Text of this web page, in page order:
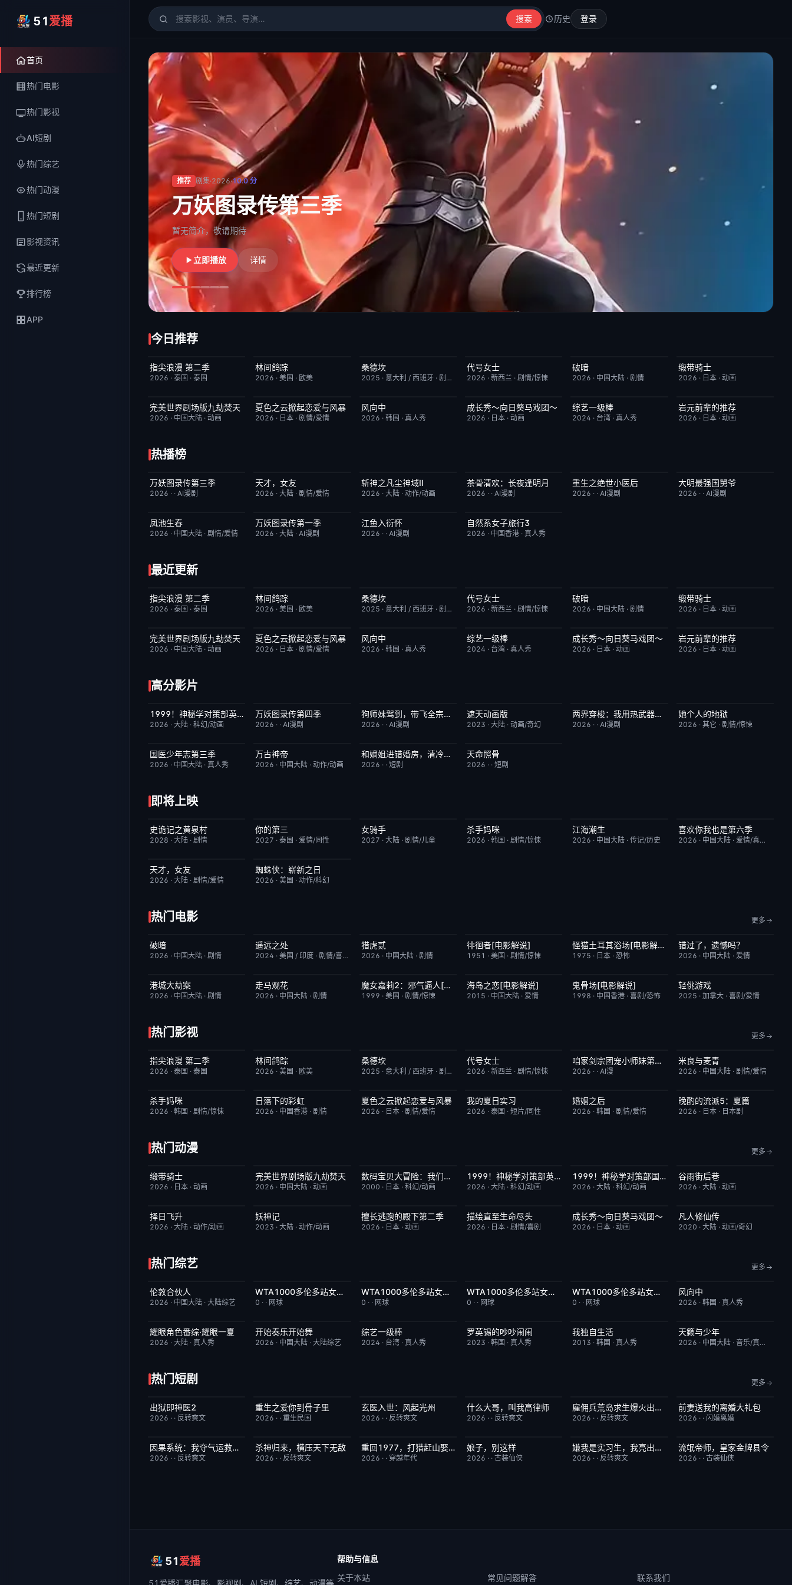
51爱播
首页
热门电影
热门影视
AI短剧
热门综艺
热门动漫
热门短剧
影视资讯
最近更新
排行榜
APP
搜索 历史 登录
51爱播- 电影、电视剧、动漫、综艺、短剧高清在线观看
推荐 剧集·2026·10.0分
茶骨清欢：长夜逢明月
暂无简介，敬请期待
立即播放 详情
今日推荐
更新至第01集
指尖浪漫 第二季
2026 · 泰国 · 泰国
更新至第01集
林间鸽踪
2026 ·美国 · 欧美
完结
桑德坎
2025 · 意大利 / 西班牙· 剧情/动作
完结
代号女士
2026 · 新西兰· 剧情/惊悚
今日更新
破暗
2026 · 中国大陆 ·剧情
HD中字
缎带骑士
2026 · 日本· 动画
HD国语 10.0
完美世界剧场版九劫焚天
2026 · 中国大陆 · 动画
更新至第5集 6.0
夏色之云掀起恋爱与风暴
2026 · 日本 ·剧情/爱情
更新至第02集
风向中
2026 · 韩国 · 真人秀
更新至第06集 7.0
成长秀～向日葵马戏团～
2026 · 日本· 动画
更新至第110期
综艺一级棒
2024 · 台湾 ·真人秀
更新至第6集
岩元前辈的推荐
2026 · 日本· 动画
热播榜
完结
万妖图录传第三季
2026 · · AI漫剧
更新至第18集
天才，女友
2026 ·大陆 ·剧情/爱情
更新至第09集
斩神之凡尘神域Ⅱ
2026 · 大陆· 动作/动画
完结 10.0
茶骨清欢：长夜逢明月
2026 · · AI漫剧
完结
重生之绝世小医后
2026 · ·AI漫剧
完结
大明最强国舅爷
2026 · · AI漫剧
已完结
凤池生春
2026 · 中国大陆 · 剧情/爱情
完结
万妖图录传第一季
2026 ·大陆 ·AI漫剧
完结
江鱼入衍怀
2026 · · AI漫剧
已完结
自然系女子旅行3
2026 · 中国香港· 真人秀
最近更新
更新至第01集
指尖浪漫 第二季
2026 · 泰国 · 泰国
更新至第01集
林间鸽踪
2026 ·美国 · 欧美
完结
桑德坎
2025 · 意大利 / 西班牙· 剧情/动作
完结
代号女士
2026 · 新西兰· 剧情/惊悚
今日更新
破暗
2026 · 中国大陆 ·剧情
HD中字
缎带骑士
2026 · 日本· 动画
HD国语 10.0
完美世界剧场版九劫焚天
2026 · 中国大陆 · 动画
更新至第5集 6.0
夏色之云掀起恋爱与风暴
2026 · 日本 ·剧情/爱情
更新至第02集
风向中
2026 · 韩国 · 真人秀
更新至第110期
综艺一级棒
2024 · 台湾· 真人秀
更新至第06集 7.0
成长秀～向日葵马戏团～
2026 · 日本 ·动画
更新至第6集
岩元前辈的推荐
2026 · 日本· 动画
高分影片
更新至第3集 10.01999！神秘学对策部英语
2026 · 大陆 · 科幻/动画
完结
万妖图录传第四季
2026 · ·AI漫剧
完结 10.0狗师妹驾到，带飞全宗门成团宠
2026 · · AI漫剧
更新至第174集
遮天动画版
2023 · 大陆· 动画/奇幻
完结 10.0两界穿梭：我用热武器物理横推修真界
2026 · ·AI漫剧
HD中字
她个人的地狱
2026 · 其它 · 剧情/惊悚
昨日更新
国医少年志第三季
2026 · 中国大陆 · 真人秀
更新至第7集
万古神帝
2026 · 中国大陆 ·动作/动画
完结 10.0和嫡姐进错婚房，清冷权臣变忠犬
2026 · · 短剧
完结
天命照骨
2026 · · 短剧
即将上映
6月23日更新
史诡记之黄泉村
2028 · 大陆 · 剧情
更新至第02集
你的第三
2027 ·泰国 · 爱情/同性
7月15日更新
女骑手
2027 · 大陆· 剧情/儿童
更新至第03集
杀手妈咪
2026 · 韩国 · 剧情/惊悚
更新至第28集
江海潮生
2026 · 中国大陆 ·传记/历史
今日更新
喜欢你我也是第六季
2026 · 中国大陆· 爱情/真人秀
更新至第18集
天才，女友
2026 · 大陆 · 剧情/爱情
TC中字
蜘蛛侠：崭新之日
2026 ·美国 ·动作/科幻
热门电影 更多
今日更新
破暗
2026 · 中国大陆 · 剧情
今日更新
遥远之处
2024 ·美国 / 印度 ·剧情/喜剧
今日更新
猎虎贰
2026 · 中国大陆· 剧情
已完结
徘徊者[电影解说]
1951 · 美国 · 剧情/惊悚
已完结 5.9怪猫土耳其浴场[电影解说]
1975 · 日本 ·恐怖
HD国语
错过了，遗憾吗？
2026 · 中国大陆· 爱情
今日更新
港城大劫案
2026 · 中国大陆 · 剧情
今日更新
走马观花
2026 · 中国大陆 ·剧情
已完结 5.7魔女嘉莉2：邪气逼人[电影解说]
1999 · 美国 · 剧情/惊悚
已完结
海岛之恋[电影解说]
2015 · 中国大陆· 爱情
已完结
鬼骨场[电影解说]
1998 · 中国香港 ·喜剧/恐怖
昨日更新
轻佻游戏
2025 · 加拿大· 喜剧/爱情
热门影视 更多
更新至第01集
指尖浪漫 第二季
2026 · 泰国 · 泰国
更新至第01集
林间鸽踪
2026 ·美国 · 欧美
完结
桑德坎
2025 · 意大利 / 西班牙· 剧情/动作
完结
代号女士
2026 · 新西兰· 剧情/惊悚
已完结 6.0咱家剑宗团宠小师妹第三季
2026 · ·AI漫
更新至第15集
米良与麦青
2026 · 中国大陆· 剧情/爱情
更新至第03集
杀手妈咪
2026 · 韩国 · 剧情/惊悚
更新至第7集
日落下的彩虹
2026 · 中国香港 ·剧情
更新至第5集 6.0
夏色之云掀起恋爱与风暴
2026 · 日本· 剧情/爱情
更新至第09集
我的夏日实习
2026 · 泰国 · 短片/同性
更新至第11集
婚姻之后
2026 ·韩国 ·剧情/爱情
更新至第06集
晚酌的流派5：夏篇
2026 · 日本· 日本剧
热门动漫 更多
HD中字
缎带骑士
2026 · 日本 · 动画
HD国语 10.0
完美世界剧场版九劫焚天
2026 · 中国大陆 ·动画
今日更新 8.9数码宝贝大冒险：我们的战争游戏！
2000 · 日本· 科幻/动画
更新至第3集 10.01999！神秘学对策部英语
2026 · 大陆· 科幻/动画
更新至第3集 2.0 1999！神秘学对策部国语
2026 ·大陆 ·科幻/动画
更新至第03集
谷雨街后巷
2026 · 大陆· 动画
更新至第6集
择日飞升
2026 · 大陆 · 动作/动画
更新至第441集
妖神记
2023 ·大陆 ·动作/动画
更新至第04集 10.0
擅长逃跑的殿下第二季
2026 · 日本· 动画
更新至第06集
描绘直至生命尽头
2026 · 日本· 剧情/喜剧
更新至第06集 7.0
成长秀～向日葵马戏团～
2026 · 日本 ·动画
更新至第186集
凡人修仙传
2020 · 大陆· 动画/奇幻
热门综艺 更多
今日更新
伦敦合伙人
2026 · 中国大陆 · 大陆综艺
今日更新 5.0
WTA1000多伦多站女单第二轮：扎拉祖阿VS费尔南德斯
0 · · 网球
今日更新 5.0
WTA1000多伦多站女单第二轮：帕克斯VS伊埃拉
0 · · 网球
今日更新 3.0
WTA1000多伦多站女单第二轮：卡萨金娜VS莱巴金娜
0 · · 网球
今日更新 5.0
WTA1000多伦多站女单第二轮：戴伊VS高芙
0 · · 网球
更新至第02集
风向中
2026 · 韩国 · 真人秀
今日更新 8.0
耀眼角色番综·耀眼一夏
2026 · 大陆 · 真人秀
更新至第3期
开始奏乐开始舞
2026 · 中国大陆 ·大陆综艺
更新至第110期
综艺一级棒
2024 · 台湾· 真人秀
今日更新
罗英锡的吵吵闹闹
2023 · 韩国 · 真人秀
昨日更新
我独自生活
2013 ·韩国 ·真人秀
今日更新
天籁与少年
2026 · 中国大陆· 音乐/真人秀
热门短剧 更多
已完结
出狱即神医2
2026 · · 反转爽文
已完结
重生之爱你到骨子里
2026 · ·重生民国
已完结
玄医入世：风起光州
2026 · · 反转爽文
已完结 6.0
什么大哥，叫我高律师
2026 · · 反转爽文
已完结 6.0雇佣兵荒岛求生爆火出圈第二季
2026 · · 反转爽文
已完结 5.0
前妻送我的离婚大礼包
2026 · · 闪婚离婚
已完结 9.0因果系统：我夺气运救苍生
2026 · · 反转爽文
已完结 4.0
杀神归来，横压天下无敌
2026 · · 反转爽文
已完结 9.0重回1977，打猎赶山娶老婆
2026 · · 穿越年代
已完结
娘子，别这样
2026 · · 古装仙侠
已完结 5.0嫌我是实习生，我亮出老板身份
2026 · · 反转爽文
已完结 3.0
流氓帝师，皇家金牌县令
2026 · · 古装仙侠
51爱播
51爱播汇聚电影、影视剧、AI 短剧、综艺、动漫等
帮助与信息
关于本站
常见问题解答 联系我们